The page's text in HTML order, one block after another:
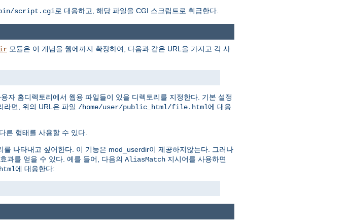
bin/script.cgi로 대응하고, 해당 파일을 CGI 스크립트로 취급한다.
모듈은 이 개념을 웹에까지 확장하여, 다음과 같은 URL을 가지고 각 사
자 홈디렉토리에서 웹용 파일들이 있을 디렉토리를 지정한다. 기본 설정
라면, 위의 URL은 파일 /home/user/public_html/file.html에 대응
른 형태를 사용할 수 있다.
나타내고 싶어한다. 이 기능은 mod_userdir이 제공하지않는다. 그러나
과를 얻을 수 있다. 예를 들어, 다음의 AliasMatch 지시어를 사용하면
에 대응한다: